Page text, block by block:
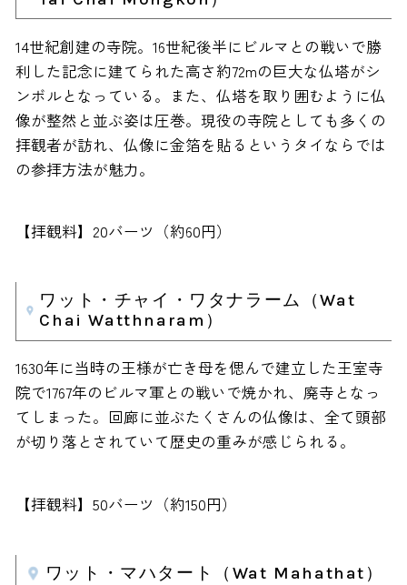
14世紀創建の寺院。16世紀後半にビルマとの戦いで勝
利した記念に建てられた高さ約72mの巨大な仏塔がシ
ンボルとなっている。また、仏塔を取り囲むように仏
像が整然と並ぶ姿は圧巻。現役の寺院としても多くの
拝観者が訪れ、仏像に金箔を貼るというタイならでは
の参拝方法が魅力。
【拝観料】20バーツ（約60円）
ワット・チャイ・ワタナラーム（Wat
Chai Watthnaram）
1630年に当時の王様が亡き母を偲んで建立した王室寺
院で1767年のビルマ軍との戦いで焼かれ、廃寺となっ
てしまった。回廊に並ぶたくさんの仏像は、全て頭部
が切り落とされていて歴史の重みが感じられる。
【拝観料】50バーツ（約150円）
ワット・マハタート（Wat Mahathat）